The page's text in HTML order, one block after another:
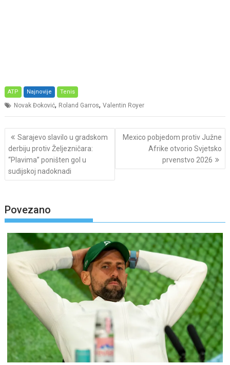
ATP Najnovije Tenis
Novak Đoković, Roland Garros,Valentin Royer
Post
navigation
Sarajevo slavilo u gradskom
derbiju protiv Željezničara:
“Plavima” poništen gol u
sudijskoj nadoknadi
Mexico pobjedom protiv Južne
Afrike otvorio Svjetsko
prvenstvo 2026
Povezano